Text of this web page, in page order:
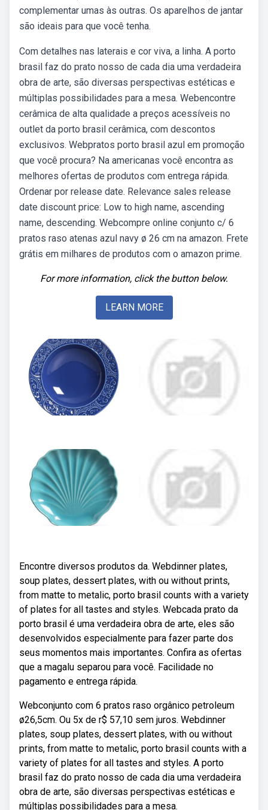
complementar umas às outras. Os aparelhos de jantar
são ideais para que você tenha.
Com detalhes nas laterais e cor viva, a linha. A porto
brasil faz do prato nosso de cada dia uma verdadeira
obra de arte, são diversas perspectivas estéticas e
múltiplas possibilidades para a mesa. Webencontre
cerâmica de alta qualidade a preços acessíveis no
outlet da porto brasil cerâmica, com descontos
exclusivos. Webpratos porto brasil azul em promoção
que você procura? Na americanas você encontra as
melhores ofertas de produtos com entrega rápida.
Ordenar por release date. Relevance sales release
date discount price: Low to high name, ascending
name, descending. Webcompre online conjunto c/ 6
pratos raso atenas azul navy ø 26 cm na amazon. Frete
grátis em milhares de produtos com o amazon prime.
For more information, click the button below.
LEARN MORE
Encontre diversos produtos da. Webdinner plates,
soup plates, dessert plates, with ou without prints,
from matte to metalic, porto brasil counts with a variety
of plates for all tastes and styles. Webcada prato da
porto brasil é uma verdadeira obra de arte, eles são
desenvolvidos especialmente para fazer parte dos
seus momentos mais importantes. Confira as ofertas
que a magalu separou para você. Facilidade no
pagamento e entrega rápida.
Webconjunto com 6 pratos raso orgânico petroleum
ø26,5cm. Ou 5x de r$ 57,10 sem juros. Webdinner
plates, soup plates, dessert plates, with ou without
prints, from matte to metalic, porto brasil counts with a
variety of plates for all tastes and styles. A porto
brasil faz do prato nosso de cada dia uma verdadeira
obra de arte, são diversas perspectivas estéticas e
múltiplas possibilidades para a mesa.